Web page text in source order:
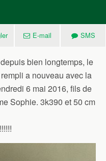
E-mail SMS
bien longtemps, le
a nouveau avec la
6 mai 2016, fils de
Sophie. 3k390 et 50 cm